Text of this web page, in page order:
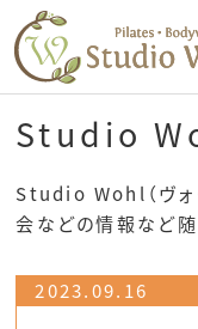
Studio
Studio Wohl（ヴォ
会などの情報など随
2023.09.16